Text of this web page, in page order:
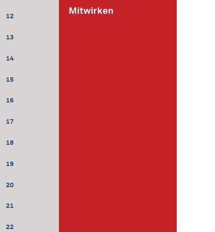
12
13
14
15
16
17
18
19
20
21
22
Mitwirken